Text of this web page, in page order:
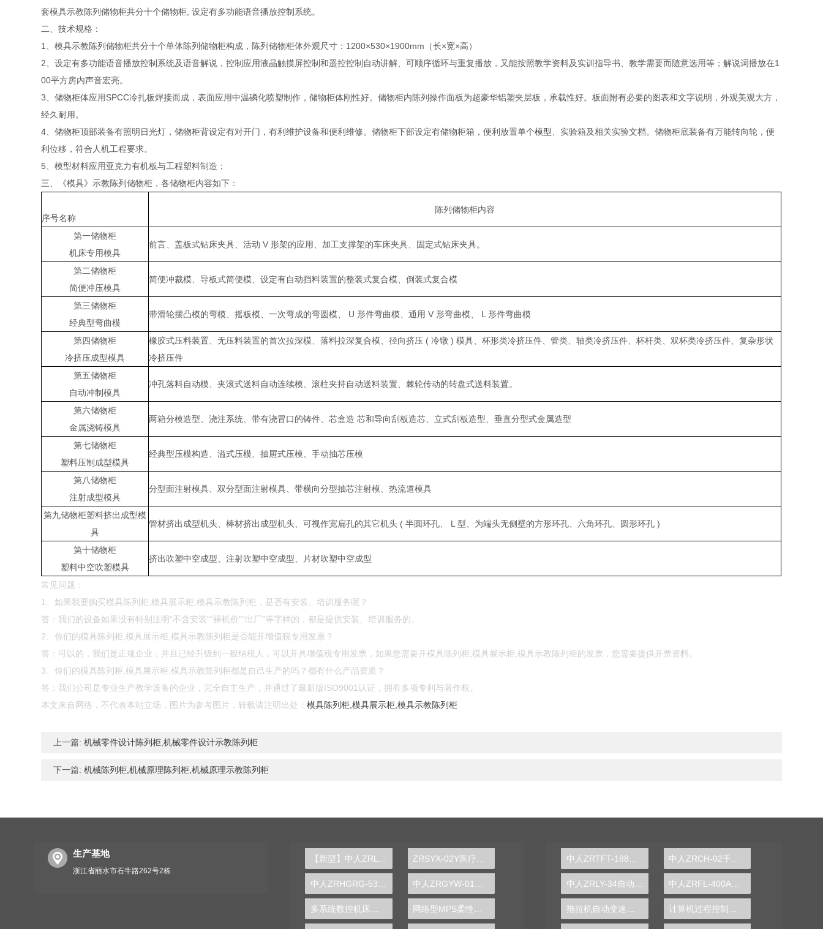
套模具示教陈列储物柜共分十个储物柜, 设定有多功能语音播放控制系统。
二、技术规格：
1、模具示教陈列储物柜共分十个单体陈列储物柜构成，陈列储物柜体外观尺寸：1200×530×1900mm（长×宽×高）
2、设定有多功能语音播放控制系统及语音解说，控制应用液晶触摸屏控制和遥控控制自动讲解、可顺序循环与重复播放，又能按照教学资料及实训指导书、教学需要而随意选用等；解说词播放在1
00平方房内声音宏亮。
3、储物柜体应用SPCC冷扎板焊接而成，表面应用中温磷化喷塑制作，储物柜体刚性好。储物柜内陈列操作面板为超豪华铝塑夹层板，承载性好。板面附有必要的图表和文字说明，外观美观大方，
经久耐用。
4、储物柜顶部装备有照明日光灯，储物柜背设定有对开门，有利维护设备和便利维修。储物柜下部设定有储物柜箱，便利放置单个模型 、实验箱及相关实验文档。储物柜底装备有万能转向轮，便
利位移，符合人机工程要求。
5、模型材料应用亚克力有机板与工程塑料制造；
三、《模具》示教陈列储物柜，各储物柜内容如下：
序号名称
陈列储物柜内容
第一储物柜
机床专用模具
前言、盖板式钻床夹具、活动 V 形架的应用、加工支撑架的车床夹具、固定式钻床夹具。
第二储物柜
简便冲压模具
简便冲裁模、导板式简便模、设定有自动挡料装置的整装式复合模、倒装式复合模
第三储物柜
经典型弯曲模
带滑轮摆凸模的弯模、摇板模、一次弯成的弯圆模、 U 形件弯曲模、通用 V 形弯曲模、 L 形件弯曲模
第四储物柜
冷挤压成型模具
橡胶式压料装置、无压料装置的首次拉深模、落料拉深复合模、径向挤压 ( 冷镦 ) 模具、杯形类冷挤压件、管类、轴类冷挤压件、杯杆类、双杯类冷挤压件、复杂形状
冷挤压件
第五储物柜
自动冲制模具
冲孔落料自动模、夹滚式送料自动连续模、滚柱夹持自动送料装置、棘轮传动的转盘式送料装置。
第六储物柜
金属浇铸模具
两箱分模造型、浇注系统、带有浇冒口的铸件、芯盒造 芯和导向刮板造芯、立式刮板造型、垂直分型式金属造型
第七储物柜
塑料压制成型模具
经典型压模构造、溢式压模、抽屉式压模、手动抽芯压模
第八储物柜
注射成型模具
分型面注射模具、双分型面注射模具、带横向分型抽芯注射模、热流道模具
第九储物柜塑料挤出成型模
具
管材挤出成型机头、棒材挤出成型机头、可视作宽扁孔的其它机头 ( 半圆环孔、 L 型、为端头无侧壁的方形环孔、六角环孔、圆形环孔 )
第十储物柜
塑料中空吹塑模具
挤出吹塑中空成型、注射吹塑中空成型、片材吹塑中空成型
常见问题：
1、如果我要购买模具陈列柜,模具展示柜,模具示教陈列柜，是否有安装、培训服务呢？
答：我们的设备如果没有特别注明“不含安装”“裸机价”“出厂”等字样的，都是提供安装、培训服务的。
2、你们的模具陈列柜,模具展示柜,模具示教陈列柜是否能开增值税专用发票？
答：可以的，我们是正规企业，并且已经升级到一般纳税人，可以开具增值税专用发票，如果您需要开模具陈列柜,模具展示柜,模具示教陈列柜的发票，您需要提供开票资料。
3、你们的模具陈列柜,模具展示柜,模具示教陈列柜都是自己生产的吗？都有什么产品资质？
答：我们公司是专业生产教学设备的企业，完全自主生产，并通过了最新版ISO9001认证，拥有多项专利与著作权。
本文来自网络，不代表本站立场，图片为参考图片，转载请注明出处：模具陈列柜,模具展示柜,模具示教陈列柜
上一篇: 机械零件设计陈列柜,机械零件设计示教陈列柜
下一篇: 机械陈列柜,机械原理陈列柜,机械原理示教陈列柜
生产基地
浙江省丽水市石牛路262号2栋